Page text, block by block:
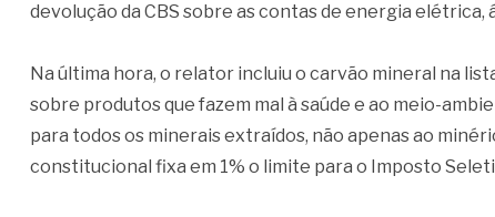
devolução da CBS sobre as contas de energia elétrica,
Na última hora, o relator incluiu o carvão mineral na
sobre produtos que fazem mal à saúde e ao meio-
para todos os minerais extraídos, não apenas ao
constitucional fixa em 1% o limite para o Imposto